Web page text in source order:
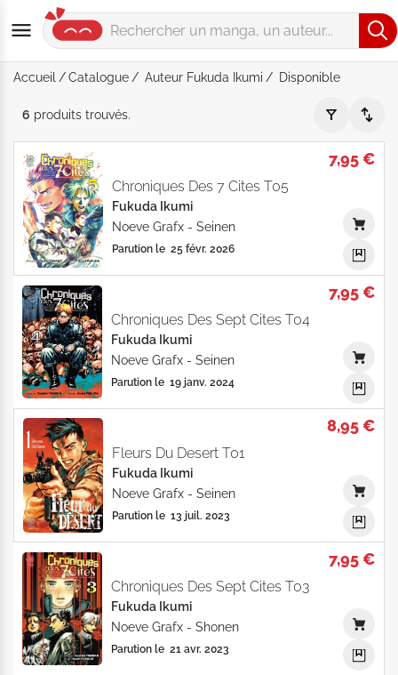
Accueil Catalogue Auteur Fukuda Ikumi Disponible
Auteur "Fukuda Ikumi" - Disponible - Par Date de parution -
6 produits trouvés.
7,95 €
Chroniques Des 7 Cites T05
Fukuda Ikumi
Noeve Grafx - Seinen
Parution le 25 févr. 2026
7,95 €
Chroniques Des Sept Cites T04
Fukuda Ikumi
Noeve Grafx - Seinen
Parution le 19 janv. 2024
8,95 €
Fleurs Du Desert T01
Fukuda Ikumi
Noeve Grafx - Seinen
Parution le 13 juil. 2023
7,95 €
Chroniques Des Sept Cites T03
Fukuda Ikumi
Noeve Grafx - Shonen
Parution le 21 avr. 2023